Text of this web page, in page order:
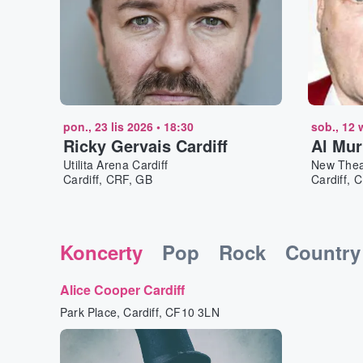
pon., 23 lis 2026 • 18:30
Ricky Gervais Cardiff
Utilita Arena Cardiff
Cardiff, CRF, GB
sob., 12
Al
New
Cardiff,
Koncerty Pop Rock Country
Alice Cooper Cardiff
Park Place, Cardiff, CF10 3LN